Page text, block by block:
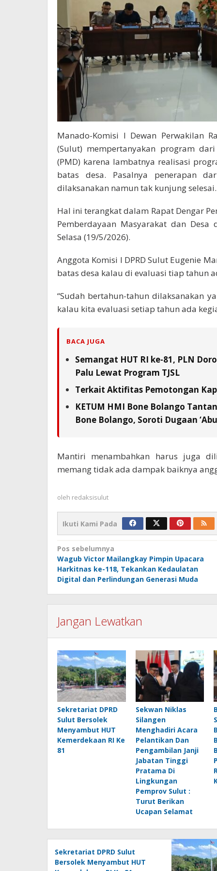
Manado-Komisi I Dewan Perwakilan
(Sulut) mempertanyakan program
(PMD) karena lambatnya realisasi
batas desa. Pasalnya penerapan
dilaksanakan namun tak kunjung selesai.
Hal ini terangkat dalam Rapat Dengar
Pemberdayaan Masyarakat dan Desa
Selasa (19/5/2026).
Anggota Komisi I DPRD Sulut Eugenie
batas desa kalau di evaluasi tiap tahun
“Sudah bertahun-tahun dilaksanakan
kalau kita evaluasi setiap tahun ada
BACA JUGA
Semangat HUT RI ke-81, PLN
Palu Lewat Program TJSL
Terkait Aktifitas Pemotongan
KETUM HMI Bone Bolango
Bone Bolango, Soroti Dugaan
Mantiri menambahkan harus juga
memang tidak ada dampak baiknya
oleh redaksisulut
Ikuti Kami Pada
Navigasi
pos
Pos sebelumnya
Wagub Victor Mailangkay Pimpin Upacara
Harkitnas ke-118, Tekankan Kedaulatan
Digital dan Perlindungan Generasi Muda
Jangan Lewatkan
Sekretariat DPRD
Sulut Bersolek
Menyambut HUT
Kemerdekaan RI Ke
81
Sekwan Niklas
Silangen
Menghadiri Acara
Pelantikan Dan
Pengambilan Janji
Jabatan Tinggi
Pratama Di
Lingkungan
Pemprov Sulut :
Turut Berikan
Ucapan Selamat
Sekretariat DPRD Sulut
Bersolek Menyambut HUT